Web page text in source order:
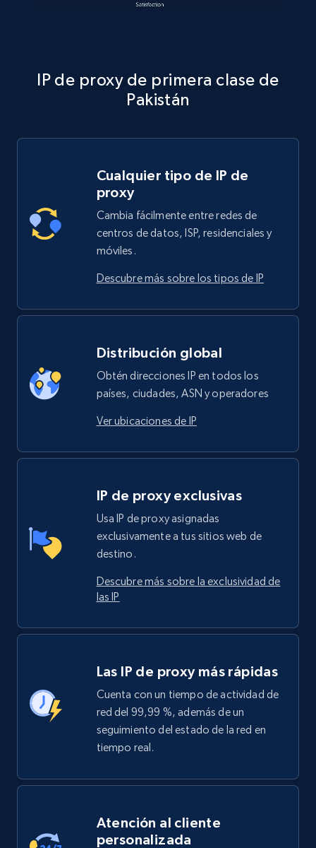
IP de proxy de primera clase de
Pakistán
Cualquier tipo de IP de
proxy
Cambia fácilmente entre redes de
centros de datos, ISP, residenciales y
móviles.
Descubre más sobre los tipos de IP
Distribución global
Obtén direcciones IP en todos los
países, ciudades, ASN y operadores
Ver ubicaciones de IP
IP de proxy exclusivas
Usa IP de proxy asignadas
exclusivamente a tus sitios web de
destino.
Descubre más sobre la exclusividad de
las IP
Las IP de proxy más rápidas
Cuenta con un tiempo de actividad de
red del 99,99 %, además de un
seguimiento del estado de la red en
tiempo real.
Atención al cliente
personalizada